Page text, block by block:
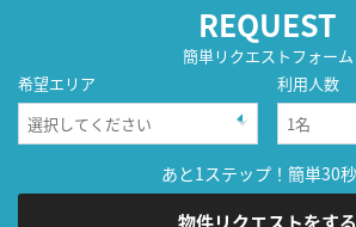
REQUEST
簡単リクエストフォーム
希望エリア
利用人数
あと1ステップ！簡単30秒
物件リクエストをする